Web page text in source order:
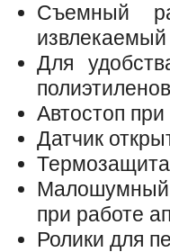
Съемный
Для
Автостоп
Датчик
Термозащита
при работе
Ролики для